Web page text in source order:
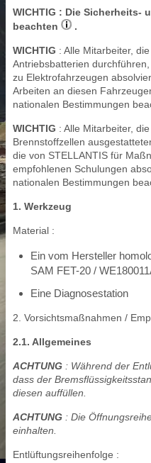
WICHTIG : Die Sicherheits-
beachten
.
WICHTIG : Alle Mitarbeiter,
Antriebsbatterien
zu Elektrofahrzeugen
Arbeiten an diesen
nationalen Bestimmungen
WICHTIG : Alle Mitarbeiter,
Brennstoffzellen
die von STELLANTIS für
empfohlenen Schulungen
nationalen Bestimmungen
1. Werkzeug
Material :
Ein vom Hersteller
SAM FET-20 /
Eine Diagnosestation
2. Vorsichtsmaßnahmen /
2.1. Allgemeines
ACHTUNG : Während der
dass der
diesen auffüllen.
ACHTUNG : Die
einhalten.
Entlüftungsreihenfolge :